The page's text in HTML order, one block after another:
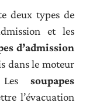
deux types de
et les
d’admission
dans le moteur
soupapes
l’évacuation